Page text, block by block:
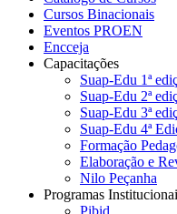
Cursos Binacionais
Eventos PROEN
Encceja
Capacitações
Suap-Edu 1ª
Suap-Edu 2ª
Suap-Edu 3ª
Suap-Edu 4ª
Formação
Elaboração e
Nilo Peçanha
Programas